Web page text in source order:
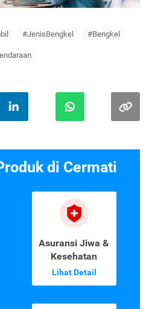
#JenisBengkel #Bengkel
di Cermati
Asuransi Jiwa &
Kesehatan
Lihat Detail